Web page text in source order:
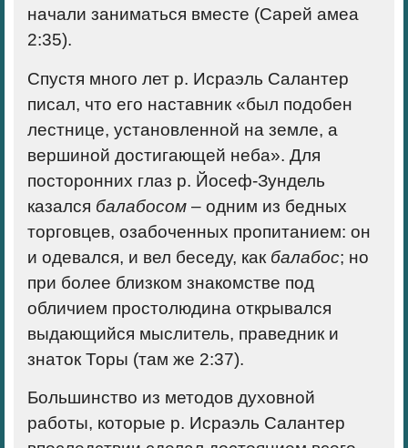
начали заниматься вместе (Сарей амеа
2:35).
Спустя много лет р. Исраэль Салантер
писал, что его наставник «был подобен
лестнице, установленной на земле, а
вершиной достигающей неба». Для
посторонних глаз р. Йосеф-Зундель
казался балабосом – одним из бедных
торговцев, озабоченных пропитанием: он
и одевался, и вел беседу, как балабос; но
при более близком знакомстве под
обличием простолюдина открывался
выдающийся мыслитель, праведник и
знаток Торы (там же 2:37).
Большинство из методов духовной
работы, которые р. Исраэль Салантер